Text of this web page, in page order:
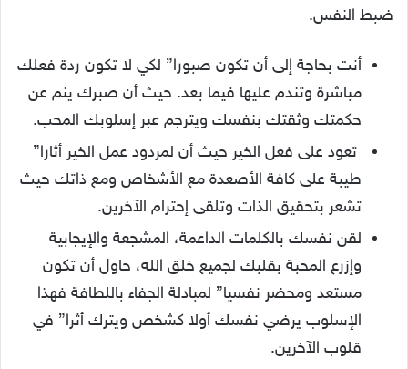
ضبط النفس.
أنت بحاجة إلى أن تكون صبورا” لكي لا تكون ردة فعلك
مباشرة وتندم عليها فيما بعد. حيث أن صبرك ينم عن
حكمتك وثقتك بنفسك ويترجم عبر إسلوبك المحب.
تعود على فعل الخير حيث أن لمردود عمل الخير أثارا”
طيبة على كافة الأصعدة مع الأشخاص ومع ذاتك حيث
تشعر بتحقيق الذات وتلقى إحترام الآخرين.
لقن نفسك بالكلمات الداعمة، المشجعة والإيجابية
وإزرع المحبة بقلبك لجميع خلق الله، حاول أن تكون
مستعد ومحضر نفسيا” لمبادلة الجفاء باللطافة فهذا
الإسلوب يرضي نفسك أولا كشخص ويترك أثرا” في
قلوب الآخرين.